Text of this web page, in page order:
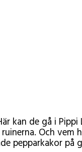
kan de gå i
Och
pepparkakor